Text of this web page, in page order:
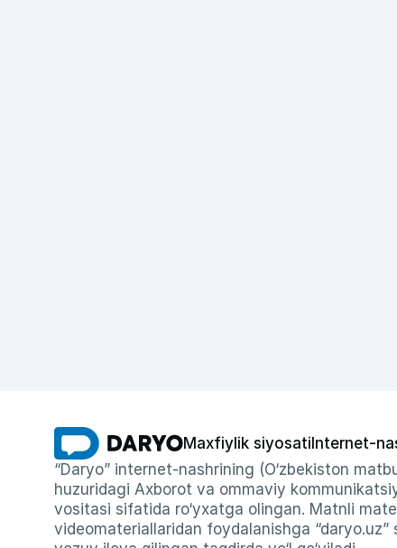
Maxfiylik siyosati Internet-
“Daryo” internet-nashrining (O‘zbekiston
huzuridagi Axborot va ommaviy
vositasi sifatida ro‘yxatga olingan. Matnli
videomateriallaridan foydalanishga